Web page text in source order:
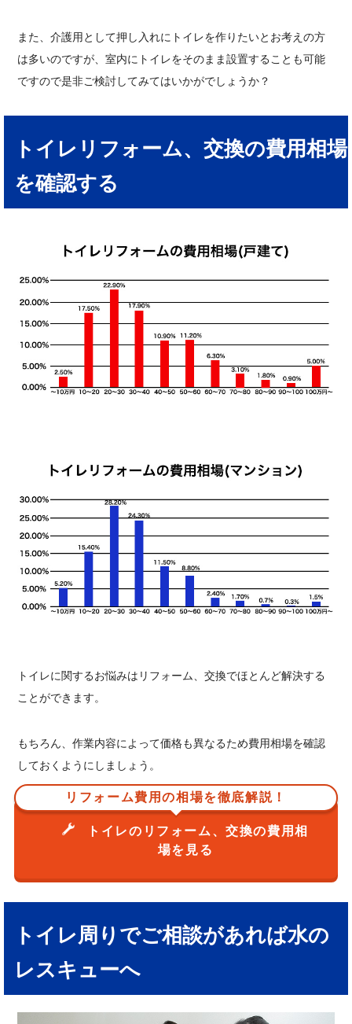
また、介護用として押し入れにトイレを作りたいとお考えの方
は多いのですが、室内にトイレをそのまま設置することも可能
ですので是非ご検討してみてはいかがでしょうか？
トイレリフォーム、交換の費用相場
を確認する
トイレに関するお悩みはリフォーム、交換でほとんど解決する
ことができます。
もちろん、作業内容によって価格も異なるため費用相場を確認
しておくようにしましょう。
リフォーム費用の相場を徹底解説！
トイレのリフォーム、交換の費用相
場を見る
トイレ周りでご相談があれば水の
レスキューへ